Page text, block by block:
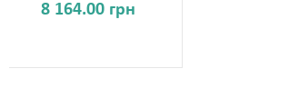
8 164.00 грн